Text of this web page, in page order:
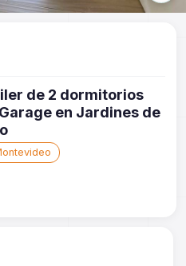
de 2 dormitorios
en Jardines de